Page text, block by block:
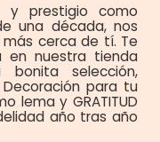
y prestigio como
una década, nos
cerca de tí. Te
en nuestra tienda
bonita selección,
para tu
lema y GRATITUD
año tras año